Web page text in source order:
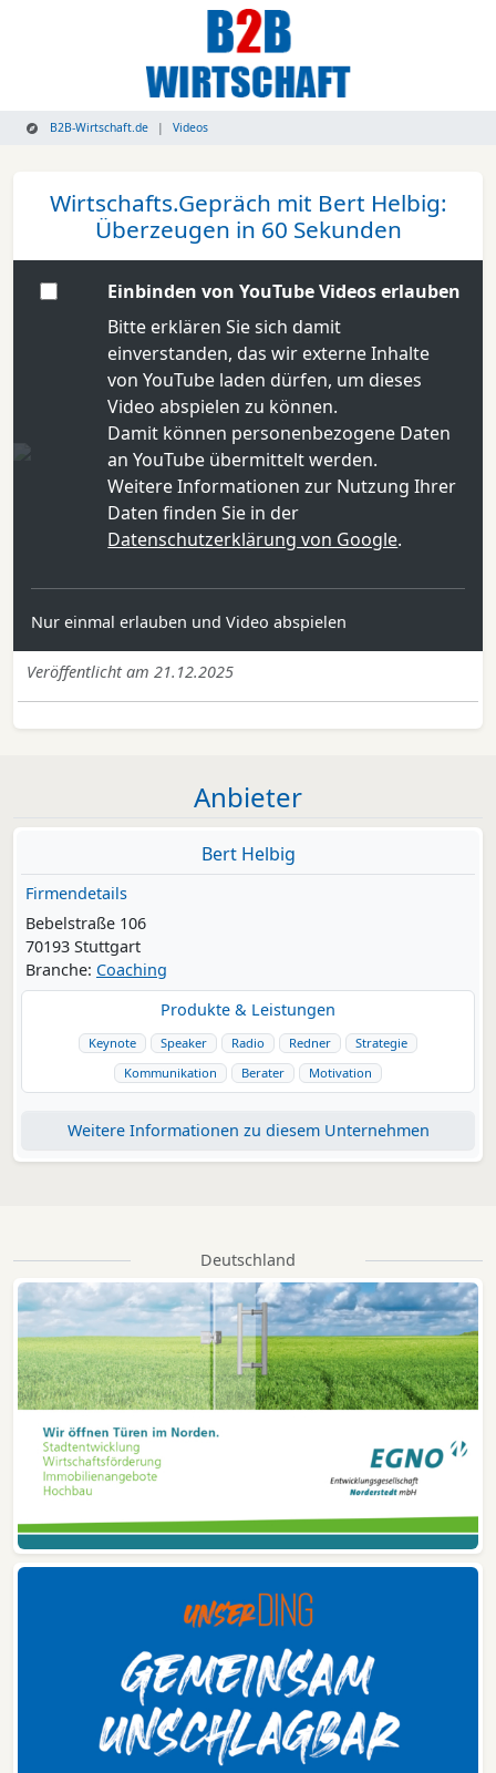
B2B-Wirtschaft.de Videos
Wirtschafts.Gepräch mit Bert Helbig:
Überzeugen in 60 Sekunden
Einbinden von YouTube Videos erlauben
Bitte erklären Sie sich damit
einverstanden, das wir externe Inhalte
von YouTube laden dürfen, um dieses
Video abspielen zu können.
Damit können personenbezogene Daten
an YouTube übermittelt werden.
Weitere Informationen zur Nutzung Ihrer
Daten finden Sie in der
Datenschutzerklärung von Google.
Nur einmal erlauben und Video abspielen
Veröffentlicht am 21.12.2025
Anbieter
Bert Helbig
Firmendetails
Bebelstraße 106
70193 Stuttgart
Branche: Coaching
Produkte & Leistungen
Keynote Speaker Radio Redner
Strategie
Kommunikation
Berater Motivation
Weitere Informationen zu diesem Unternehmen
Deutschland